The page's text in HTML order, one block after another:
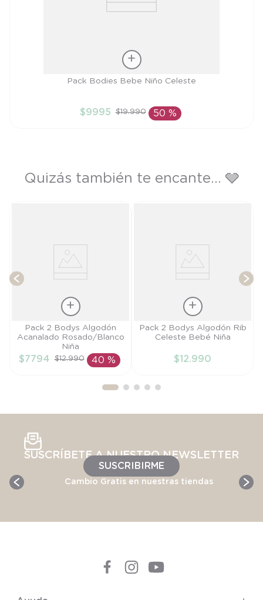
AÑADIR AL CARRITO
Pack Bodies Bebe Niño Celeste
$9995 $19.990 50 %
Quizás también te encante... 🩶
Talla
AÑADIR AL
Pack 2 Bodys Algodón
Acanalado Rosado/Blanco
Niña
$7794 $12.990 40 %
Talla
Pack 2 Bodys Algodón Rib
Celeste Bebé Niña
$12.990
SUSCRÍBETE A NUESTRO NEWSLETTER
SUSCRIBIRME
Cambio Gratis en nuestras tiendas